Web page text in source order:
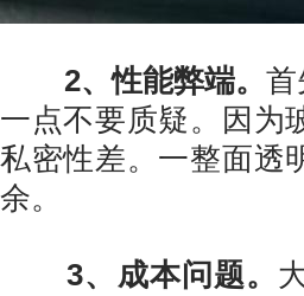
2、性能弊端。 首
一点不要质疑。因为
私密性差。一整面透
余。
3、成本问题。